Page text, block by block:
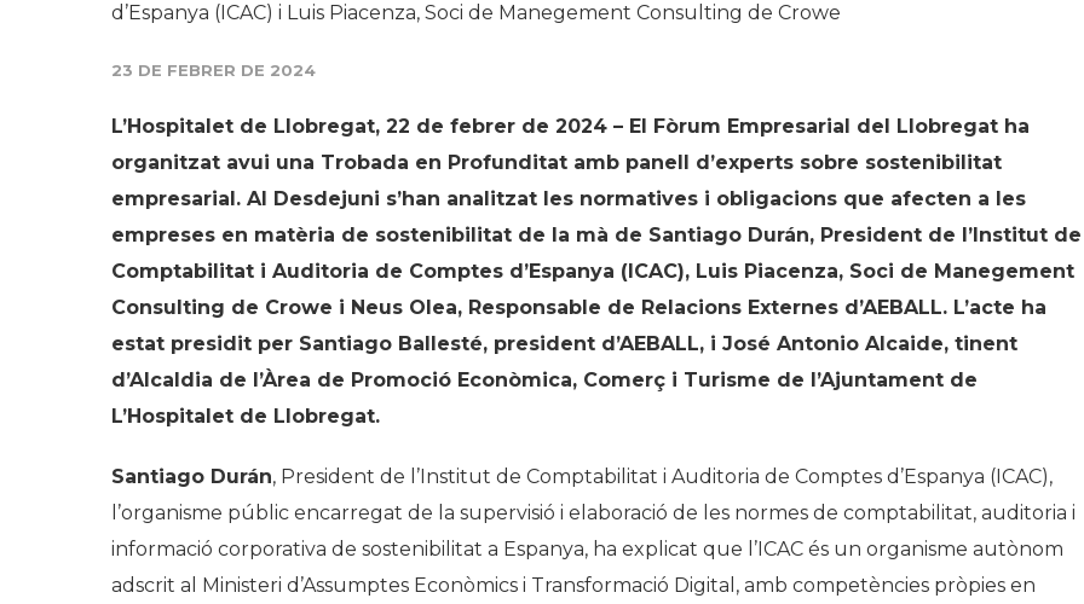
d’Espanya (ICAC) i Luis Piacenza, Soci de Manegement Consulting de Crowe
23 DE FEBRER DE 2024
L’Hospitalet de Llobregat, 22 de febrer de 2024 – El Fòrum Empresarial del Llobregat ha
organitzat avui una Trobada en Profunditat amb panell d’experts sobre sostenibilitat
empresarial. Al Desdejuni s’han analitzat les normatives i obligacions que afecten a les
empreses en matèria de sostenibilitat de la mà de Santiago Durán, President de l’Institut de
Comptabilitat i Auditoria de Comptes d’Espanya (ICAC), Luis Piacenza, Soci de Manegement
Consulting de Crowe i Neus Olea, Responsable de Relacions Externes d’AEBALL. L’acte ha
estat presidit per Santiago Ballesté, president d’AEBALL, i José Antonio Alcaide, tinent
d’Alcaldia de l’Àrea de Promoció Econòmica, Comerç i Turisme de l’Ajuntament de
L’Hospitalet de Llobregat.
Santiago Durán, President de l’Institut de Comptabilitat i Auditoria de Comptes d’Espanya (ICAC),
l’organisme públic encarregat de la supervisió i elaboració de les normes de comptabilitat, auditoria i
informació corporativa de sostenibilitat a Espanya, ha explicat que l’ICAC és un organisme autònom
adscrit al Ministeri d’Assumptes Econòmics i Transformació Digital, amb competències pròpies en